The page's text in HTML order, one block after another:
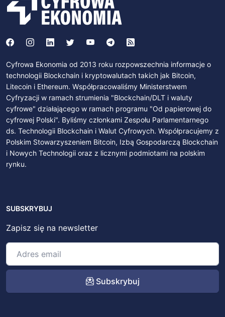
Cyfrowa Ekonomia od 2013 roku rozpowszechnia informacje o
technologii Blockchain i kryptowalutach takich jak Bitcoin,
Litecoin i Ethereum. Współpracowaliśmy Ministerstwem
Cyfryzacji w ramach strumienia "Blockchain/DLT i waluty
cyfrowe" działającego w ramach programu "Od papierowej do
cyfrowej Polski". Byliśmy członkami Zespołu Parlamentarnego
ds. Technologii Blockchain i Walut Cyfrowych. Współpracujemy z
Polskim Stowarzyszeniem Bitcoin, Izbą Gospodarczą Blockchain
i Nowych Technologii oraz z licznymi podmiotami na polskim
rynku.
SUBSKRYBUJ
Zapisz się na newsletter
Subskrybuj